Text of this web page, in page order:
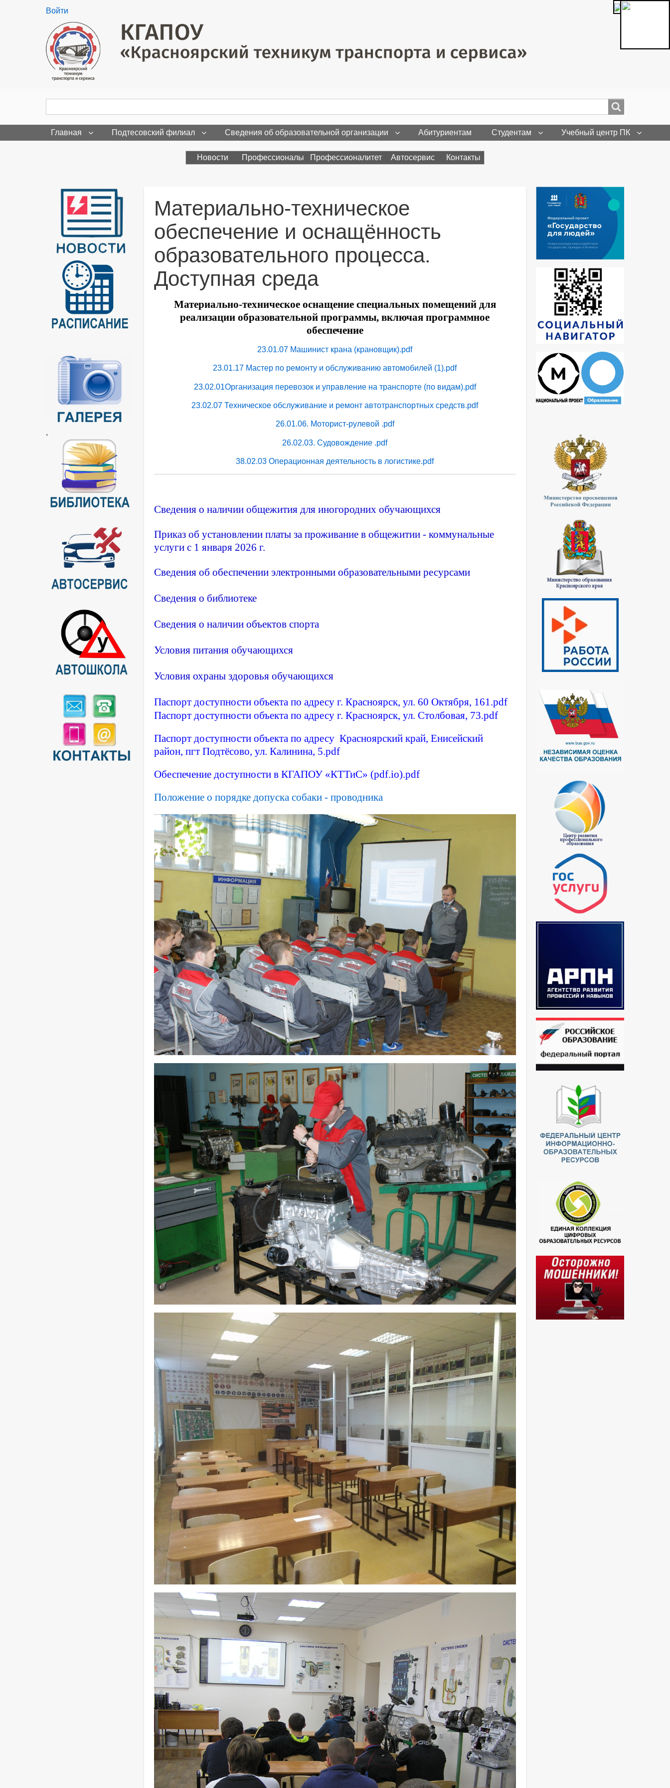
User
menu
Войти
Главная Подтесовский филиал Сведения об образовательной организации Абитуриентам Студентам Учебный центр ПК
Новости Профессионалы Профессионалитет Автосервис Контакты
Материально-техническое
обеспечение и оснащённость
образовательного процесса.
Доступная среда
Материально-техническое оснащение специальных помещений для
реализации образовательной программы, включая программное
обеспечение
23.01.07 Машинист крана (крановщик).pdf
23.01.17 Мастер по ремонту и обслуживанию автомобилей (1).pdf
23.02.01Организация перевозок и управление на транспорте (по видам).pdf
23.02.07 Техническое обслуживание и ремонт автотранспортных средств.pdf
26.01.06. Моторист-рулевой .pdf
26.02.03. Судовождение .pdf
38.02.03 Операционная деятельность в логистике.pdf
Сведения о наличии общежития для иногородних обучающихся
Приказ об установлении платы за проживание в общежитии - коммунальные
услуги с 1 января 2026 г.
Сведения об обеспечении электронными образовательными ресурсами
Сведения о библиотеке
Сведения о наличии объектов спорта
Условия питания обучающихся
Условия охраны здоровья обучающихся
Паспорт доступности объекта по адресу г. Красноярск, ул. 60 Октября, 161.pdf
Паспорт доступности объекта по адресу г. Красноярск, ул. Столбовая, 73.pdf
Паспорт доступности объекта по адресу Красноярский край, Енисейский
район, пгт Подтёсово, ул. Калинина, 5.pdf
Обеспечение доступности в КГАПОУ «КТТиС» (pdf.io).pdf
Положение о порядке допуска собаки - проводника
,